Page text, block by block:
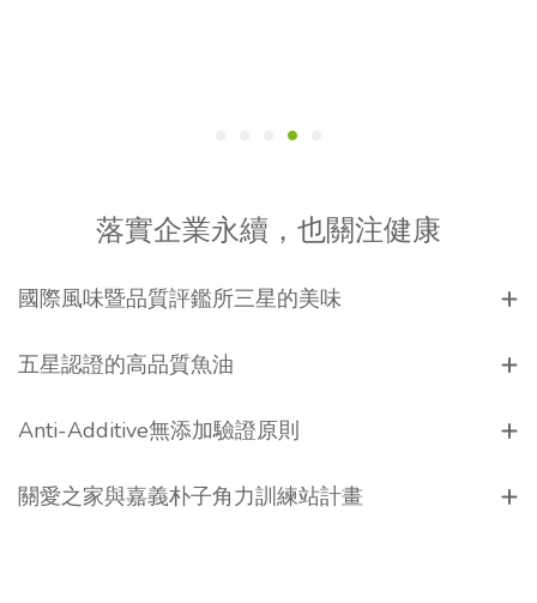
落實企業永續，也關注健康
國際風味暨品質評鑑所三星的美味
五星認證的高品質魚油
Anti-Additive無添加驗證原則
關愛之家與嘉義朴子角力訓練站計畫